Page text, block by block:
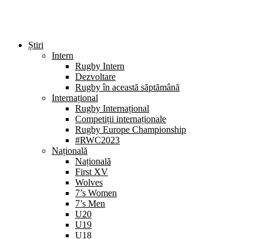
Știri
Intern
Rugby Intern
Dezvoltare
Rugby în această săptămână
Internațional
Rugby Internațional
Competiții internaționale
Rugby Europe Championship
#RWC2023
Națională
Națională
First XV
Wolves
7’s Women
7’s Men
U20
U19
U18